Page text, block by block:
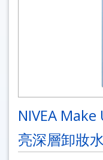
NIVEA
亮深層卸妝